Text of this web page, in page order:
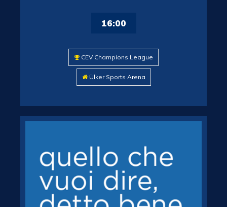
16:00
CEV Champions League
Ülker Sports Arena